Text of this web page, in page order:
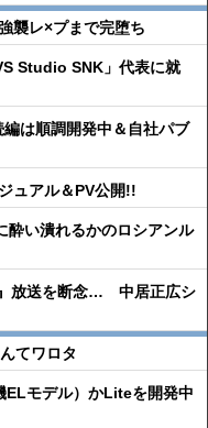
襲レ×プまで完堕ち
Studio SNK」代表に就
は順調開発中＆自社パブ
ュアル＆PV公開!!
酔い潰れるかのロシアンル
放送を断念… 中居正広シ
てワロタ
ELモデル）かLiteを開発中